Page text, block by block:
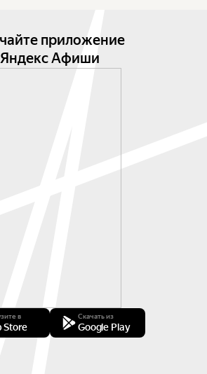
приложение
Яндекс Афиши
в
Store
Скачать из
Google Play